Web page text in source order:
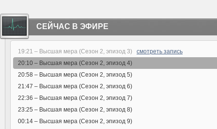
СЕЙЧАС В ЭФИРЕ
19:21 – Высшая мера (Сезон 2, эпизод 3) смотреть запись
20:10 – Высшая мера (Сезон 2, эпизод 4)
20:58 – Высшая мера (Сезон 2, эпизод 5)
21:47 – Высшая мера (Сезон 2, эпизод 6)
22:36 – Высшая мера (Сезон 2, эпизод 7)
23:25 – Высшая мера (Сезон 2, эпизод 8)
00:14 – Высшая мера (Сезон 2, эпизод 9)